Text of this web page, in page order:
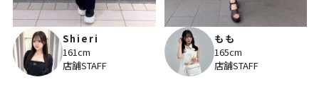
Shieri
161cm
店舗STAFF
もも
165cm
店舗STAFF